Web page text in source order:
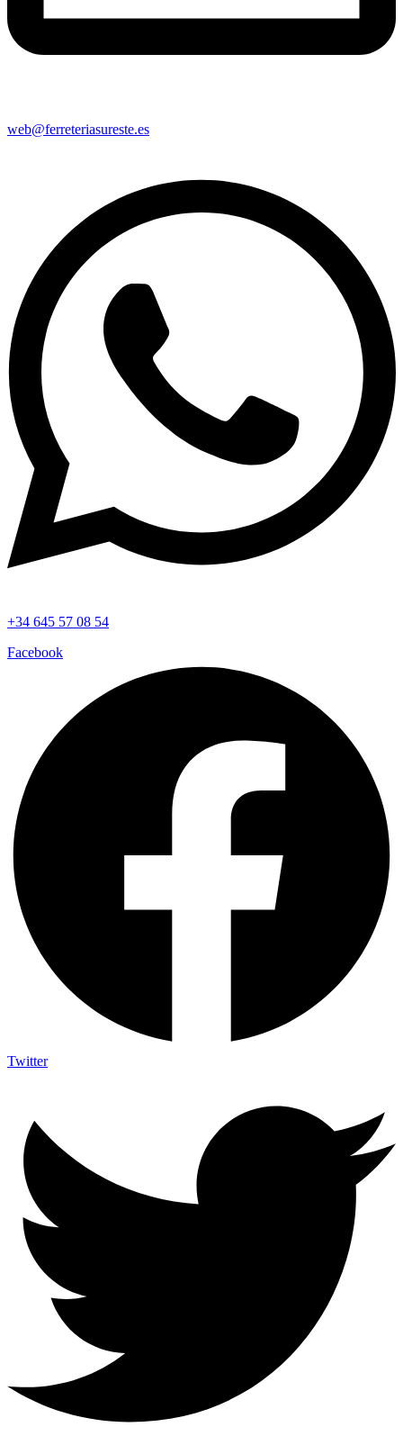
web@ferreteriasureste.es
+34 645 57 08 54
Facebook
Twitter